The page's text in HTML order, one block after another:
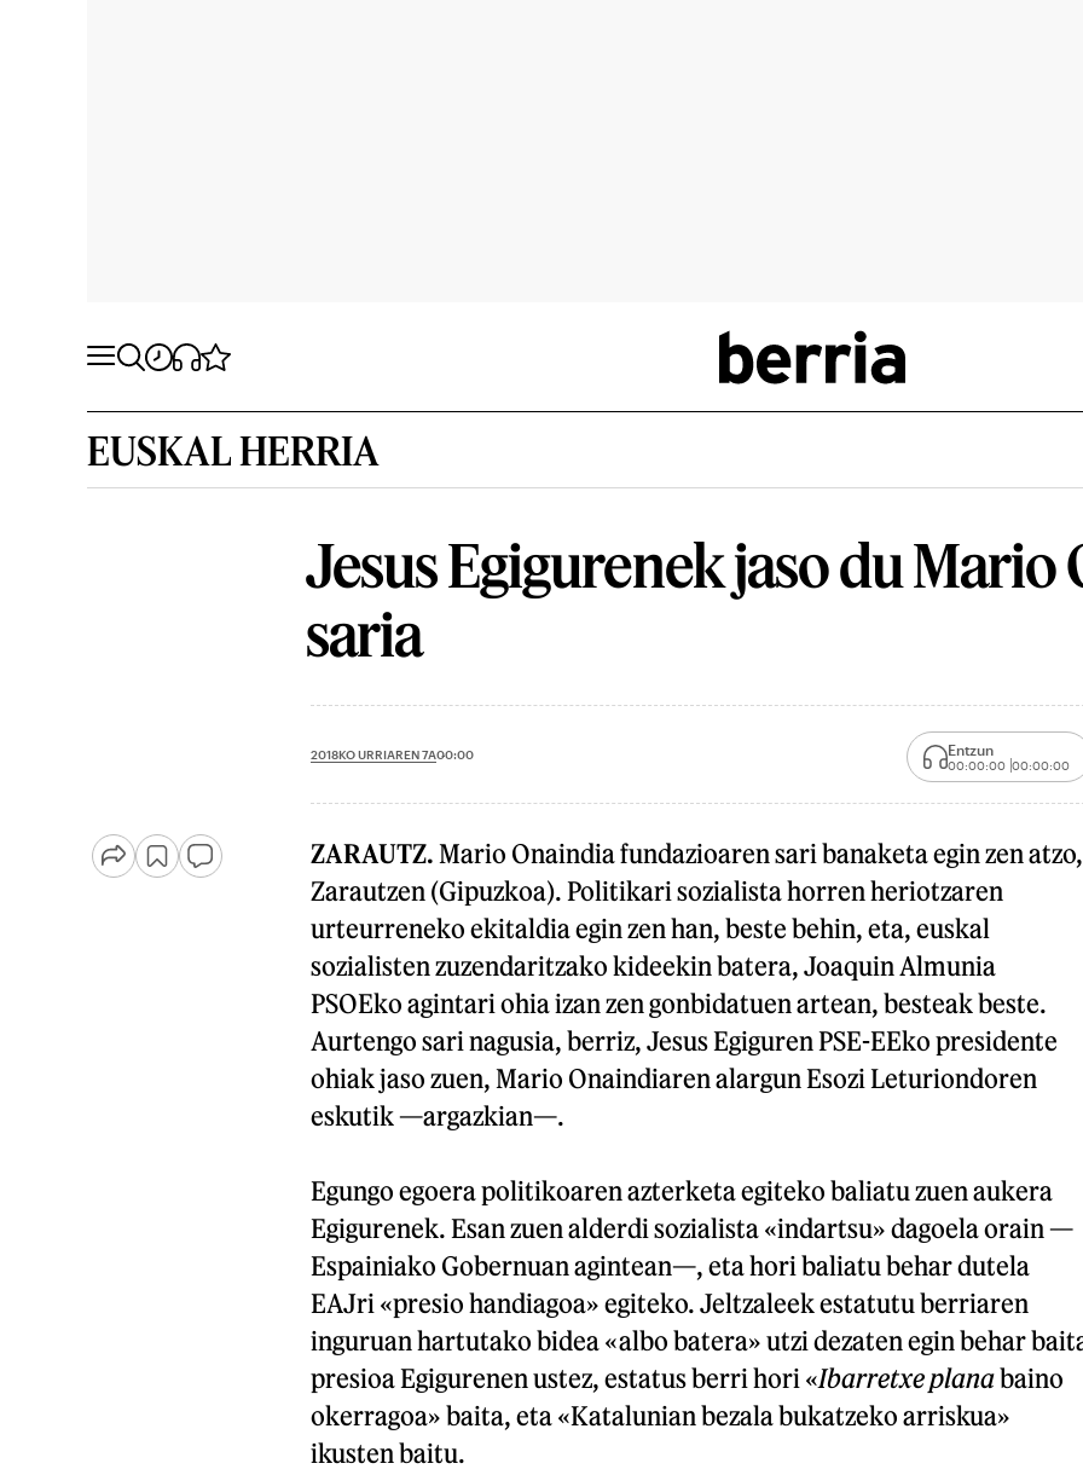
EUSKAL HERRIA
Jesus Egigurenek jaso du Mario
saria
2018KO URRIAREN 7A00:00 Entzun
00:00:00 00:00:00
ZARAUTZ. Mario Onaindia fundazioaren sari banaketa egin zen atzo,
Zarautzen (Gipuzkoa). Politikari sozialista horren heriotzaren
urteurreneko ekitaldia egin zen han, beste behin, eta, euskal
sozialisten zuzendaritzako kideekin batera, Joaquin Almunia
PSOEko agintari ohia izan zen gonbidatuen artean, besteak beste.
Aurtengo sari nagusia, berriz, Jesus Egiguren PSE-EEko presidente
ohiak jaso zuen, Mario Onaindiaren alargun Esozi Leturiondoren
eskutik —argazkian—.
Egungo egoera politikoaren azterketa egiteko baliatu zuen aukera
Egigurenek. Esan zuen alderdi sozialista «indartsu» dagoela orain —
Espainiako Gobernuan agintean—, eta hori baliatu behar dutela
EAJri «presio handiagoa» egiteko. Jeltzaleek estatutu berriaren
inguruan hartutako bidea «albo batera» utzi dezaten egin behar
presioa Egigurenen ustez, estatus berri hori «Ibarretxe planabaino
okerragoa» baita, eta «Katalunian bezala bukatzeko arriskua»
ikusten baitu.